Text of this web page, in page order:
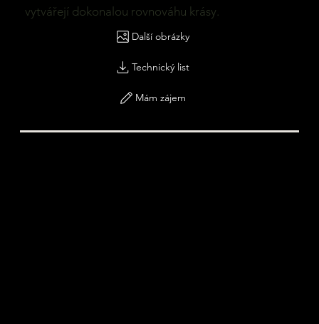
vytvářejí dokonalou rovnováhu krásy.
Další obrázky
Technický list
Mám zájem